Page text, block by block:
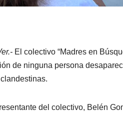
El colectivo “Madres en
de ninguna persona
del colectivo, Belén